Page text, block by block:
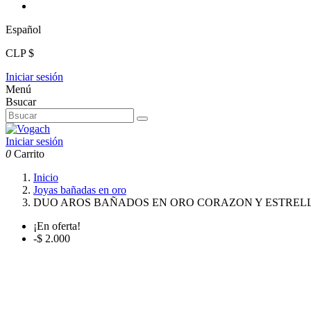
Español
CLP $
Iniciar sesión
Menú
Bsucar
Iniciar sesión
0 Carrito
Inicio
Joyas bañadas en oro
DUO AROS BAÑADOS EN ORO CORAZON Y
¡En oferta!
-$ 2.000